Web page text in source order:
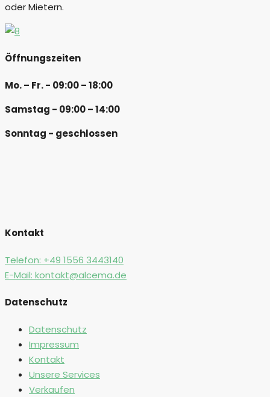
oder Mietern.
Öffnungszeiten
Mo. – Fr. - 09:00 – 18:00
Samstag - 09:00 – 14:00
Sonntag - geschlossen
Kontakt
Telefon: +49 1556 3443140
E-Mail: kontakt@alcema.de
Datenschutz
Datenschutz
Impressum
Kontakt
Unsere Services
Verkaufen